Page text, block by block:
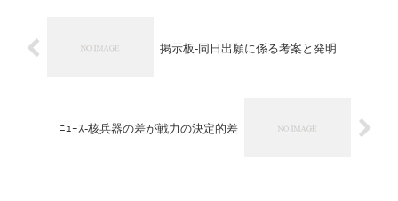
掲示板-同日出願に係る考案と発明
ﾆｭｰｽ-核兵器の差が戦力の決定的差